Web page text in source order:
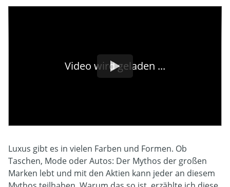
Video wird geladen ...
Luxus gibt es in vielen Farben und Formen. Ob
Taschen, Mode oder Autos: Der Mythos der großen
Marken lebt und mit den Aktien kann jeder an diesem